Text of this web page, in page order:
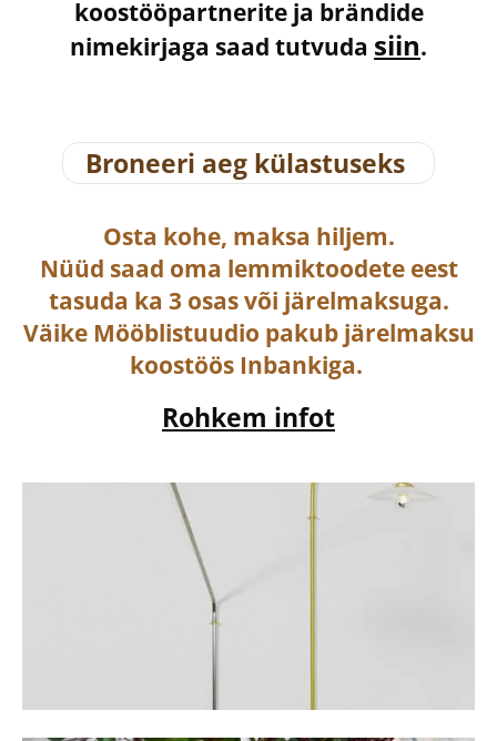
koostööpartnerite ja brändide
nimekirjaga saad tutvuda siin.
Broneeri aeg külastuseks
Osta kohe, maksa hiljem.
Nüüd saad oma lemmiktoodete eest
tasuda ka 3 osas või järelmaksuga.
Väike Mööblistuudio pakub järelmaksu
koostöös Inbankiga.
Rohkem infot